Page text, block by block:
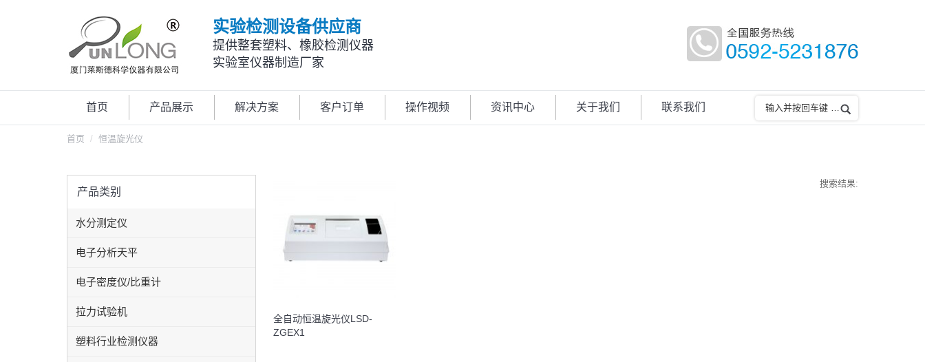
实验检测设备供应商
提供整套塑料、橡胶检测仪器
实验室仪器制造厂家
首页 产品展示 解决方案 客户订单 操作视频 资讯中心 关于我们 联系我们
首页 恒温旋光仪
搜索结果:
全自动恒温旋光仪LSD-
ZGEX1
产品类别
水分测定仪
电子分析天平
电子密度仪/比重计
拉力试验机
塑料行业检测仪器